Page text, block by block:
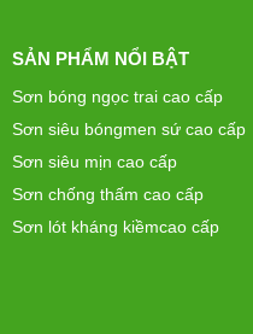
SẢN PHẨM NỔI BẬT
Sơn bóng ngọc trai cao cấp
Sơn siêu bóngmen sứ cao cấp
Sơn siêu mịn cao cấp
Sơn chống thấm cao cấp
Sơn lót kháng kiềmcao cấp